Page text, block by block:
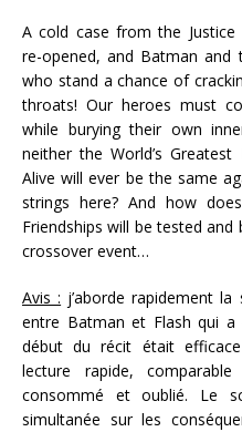
A cold case from the Justice
re-opened, and Batman
who stand a chance of
throats! Our heroes must
while burying their own
neither the World’s
Alive will ever be the same
strings here? And how
Friendships will be tested
crossover event…
Avis : j’aborde rapidement
entre Batman et Flash qui a
début du récit était
lecture rapide,
consommé et oublié. Le
simultanée sur les